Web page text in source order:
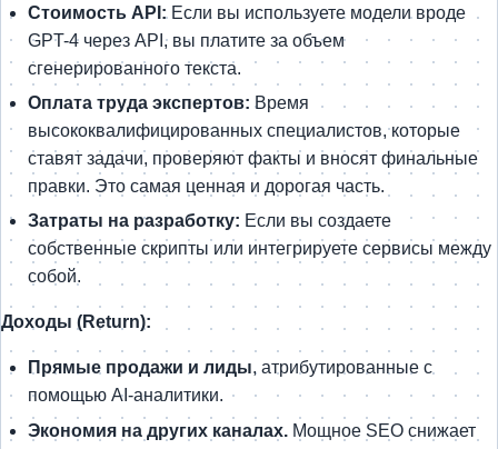
Стоимость API:Если вы используете модели вроде
GPT-4 через API, вы платите за объем
сгенерированного текста.
Оплата труда экспертов: Время
высококвалифицированных специалистов, которые
ставят задачи, проверяют факты и вносят финальные
правки. Это самая ценная и дорогая часть.
Затраты на разработку: Если вы создаете
собственные скрипты или интегрируете сервисы между
собой.
Доходы (Return):
Прямые продажи и лиды, атрибутированные с
помощью AI-аналитики.
Экономия на других каналах. Мощное SEO снижает